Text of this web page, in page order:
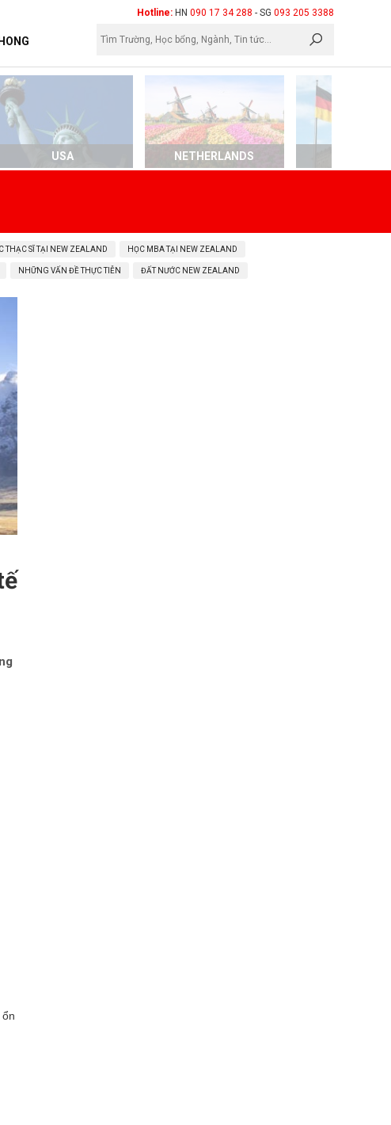
Hotline: HN 090 17 34 288 - SG 093 205 3388
USA NETHERLANDS
THẠC SĨ TẠI NEW ZEALAND HỌC MBA TẠI NEW ZEALAND
NHỮNG VẤN ĐỀ THỰC TIỄN ĐẤT NƯỚC NEW ZEALAND